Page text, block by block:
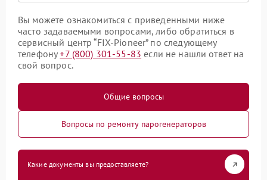
Вы можете ознакомиться с приведенными ниже
часто задаваемыми вопросами, либо обратиться в
сервисный центр “FIX-Pioneer” по следующему
телефону+7 (800) 301-55-83 если не нашли ответ на
свой вопрос.
Общие вопросы
Вопросы по ремонту парогенераторов
Какие документы вы предоставляете?